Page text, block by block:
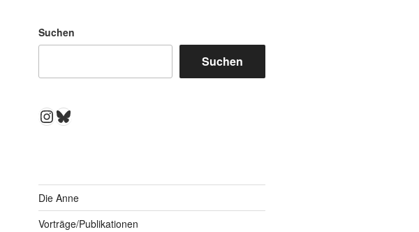
Suchen
Suchen
Instagram
Bluesky
Die Anne
Vorträge/Publikationen